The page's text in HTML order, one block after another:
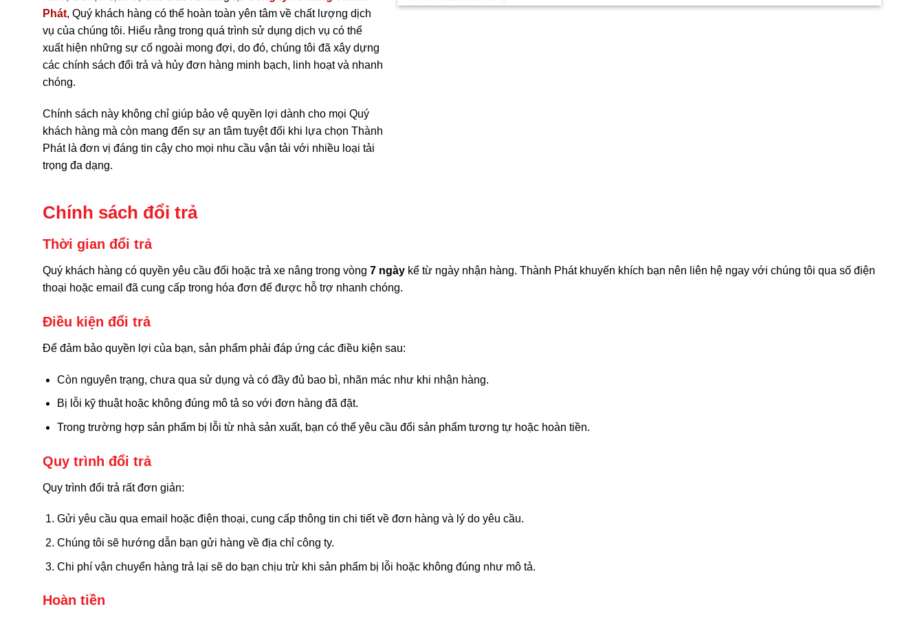
Phát, Quý khách hàng có thể hoàn toàn yên tâm về chất lượng dịch
vụ của chúng tôi. Hiểu rằng trong quá trình sử dụng dịch vụ có thể
xuất hiện những sự cố ngoài mong đợi, do đó, chúng tôi đã xây dựng
các chính sách đổi trả và hủy đơn hàng minh bạch, linh hoạt và nhanh
chóng.
Chính sách này không chỉ giúp bảo vệ quyền lợi dành cho mọi Quý
khách hàng mà còn mang đến sự an tâm tuyệt đối khi lựa chọn Thành
Phát là đơn vị đáng tin cậy cho mọi nhu cầu vận tải với nhiều loại tải
trọng đa dạng.
Chính sách đổi trả
Thời gian đổi trả
Quý khách hàng có quyền yêu cầu đổi hoặc trả xe nâng trong vòng 7 ngày kể từ ngày nhận hàng. Thành Phát khuyến khích bạn nên liên hệ ngay với chúng tôi qua số điện
thoại hoặc email đã cung cấp trong hóa đơn để được hỗ trợ nhanh chóng.
Điều kiện đổi trả
Để đảm bảo quyền lợi của bạn, sản phẩm phải đáp ứng các điều kiện sau:
Còn nguyên trạng, chưa qua sử dụng và có đầy đủ bao bì, nhãn mác như khi nhận hàng.
Bị lỗi kỹ thuật hoặc không đúng mô tả so với đơn hàng đã đặt.
Trong trường hợp sản phẩm bị lỗi từ nhà sản xuất, bạn có thể yêu cầu đổi sản phẩm tương tự hoặc hoàn tiền.
Quy trình đổi trả
Quy trình đổi trả rất đơn giản:
Gửi yêu cầu qua email hoặc điện thoại, cung cấp thông tin chi tiết về đơn hàng và lý do yêu cầu.
Chúng tôi sẽ hướng dẫn bạn gửi hàng về địa chỉ công ty.
Chi phí vận chuyển hàng trả lại sẽ do bạn chịu trừ khi sản phẩm bị lỗi hoặc không đúng như mô tả.
Hoàn tiền